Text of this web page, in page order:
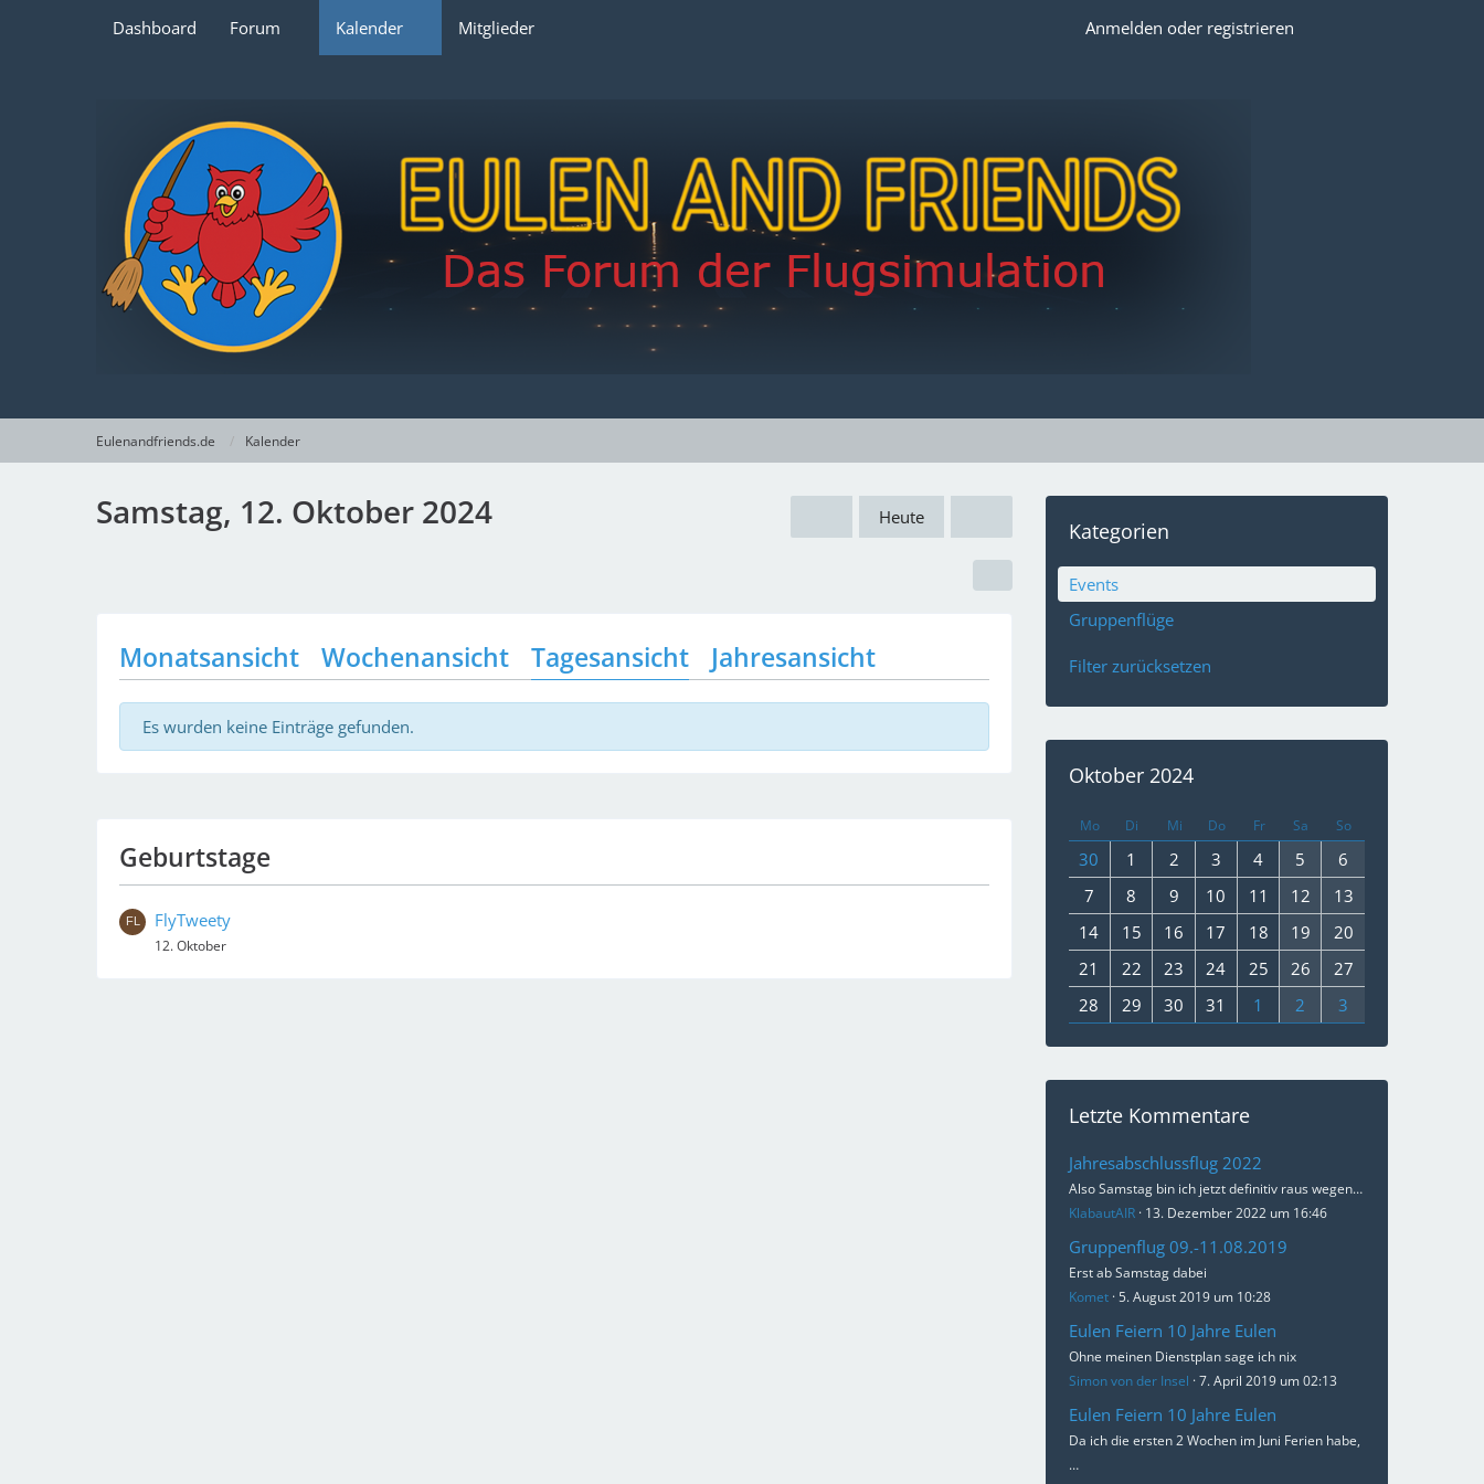
Dashboard Forum Kalender Mitglieder Anmelden oder registrieren
Eulenandfriends.de Kalender
Samstag, 12. Oktober 2024 Heute
Monatsansicht Wochenansicht Tagesansicht Jahresansicht
Es wurden keine Einträge gefunden.
Geburtstage
FlyTweety
12. Oktober
Kategorien
Events
Gruppenflüge
Filter zurücksetzen
Oktober 2024
Mo Di Mi Do Fr Sa So
30 1 2 3 4 5
6
7
8 9 10 11 12
13
14
15 16 17 18 19
20
21
22 23 24 25 26
27
28
29 30 31 1 2 3
Letzte Kommentare
Jahresabschlussflug 2022
Also Samstag bin ich jetzt definitiv raus wegen…
KlabautAIR
13. Dezember 2022 um 16:46
Gruppenflug 09.-11.08.2019
Erst ab Samstag dabei
Komet 5. August 2019 um 10:28
Eulen Feiern 10 Jahre Eulen
Ohne meinen Dienstplan sage ich nix
Simon von der Insel 7. April 2019 um 02:13
Eulen Feiern 10 Jahre Eulen
Da ich die ersten 2 Wochen im Juni Ferien habe,
…